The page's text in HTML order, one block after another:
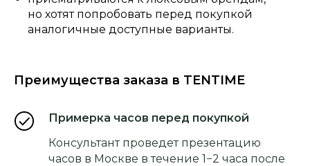
но хотят попробовать перед покупкой
аналогичные доступные варианты.
Преимущества заказа в TENTIME
Примерка часов перед покупкой
Консультант проведет презентацию
часов в Москве в течение 1−2 часа после